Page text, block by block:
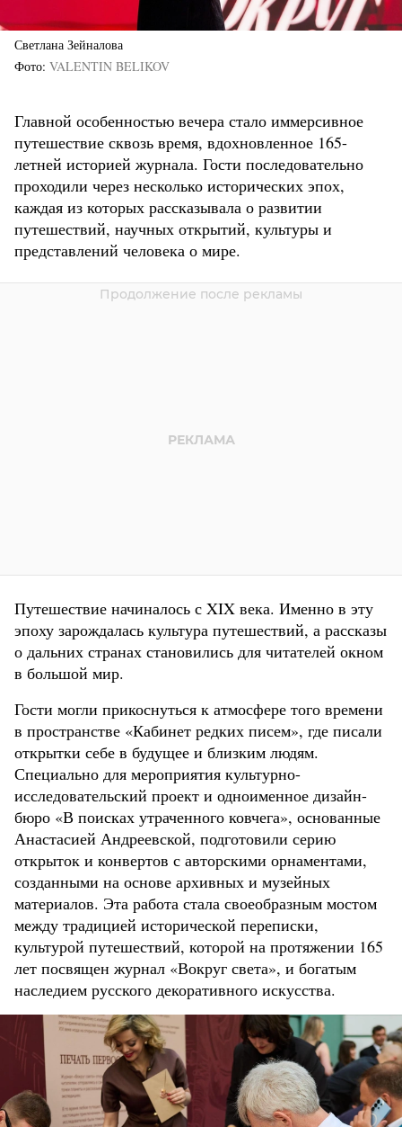
Светлана Зейналова
Фото VALENTIN BELIKOV
Главной особенностью вечера стало иммерсивное
путешествие сквозь время, вдохновленное 165-
летней историей журнала. Гости последовательно
проходили через несколько исторических эпох,
каждая из которых рассказывала о развитии
путешествий, научных открытий, культуры и
представлений человека о мире.
Путешествие начиналось с XIX века. Именно в эту
эпоху зарождалась культура путешествий, а рассказы
о дальних странах становились для читателей окном
в большой мир.
Гости могли прикоснуться к атмосфере того времени
в пространстве «Кабинет редких писем», где писали
открытки себе в будущее и близким людям.
Специально для мероприятия культурно-
исследовательский проект и одноименное дизайн-
бюро «В поисках утраченного ковчега», основанные
Анастасией Андреевской, подготовили серию
открыток и конвертов с авторскими орнаментами,
созданными на основе архивных и музейных
материалов. Эта работа стала своеобразным мостом
между традицией исторической переписки,
культурой путешествий, которой на протяжении 165
лет посвящен журнал «Вокруг света», и богатым
наследием русского декоративного искусства.